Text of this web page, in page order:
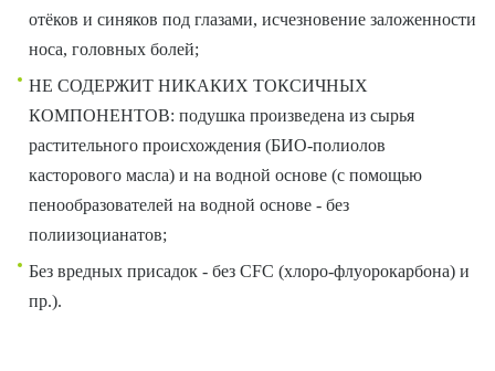
отёков и синяков под глазами, исчезновение заложенности
носа, головных болей;
НЕ СОДЕРЖИТ НИКАКИХ ТОКСИЧНЫХ
КОМПОНЕНТОВ: подушка произведена из сырья
растительного происхождения (БИО-полиолов
касторового масла) и на водной основе (с помощью
пенообразователей на водной основе - без
полиизоцианатов;
Без вредных присадок - без CFC (хлоро-флуорокарбона) и
пр.).